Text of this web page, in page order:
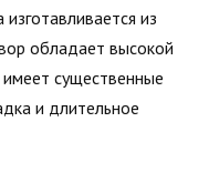
из
обладает высокой
существенные
и длительное